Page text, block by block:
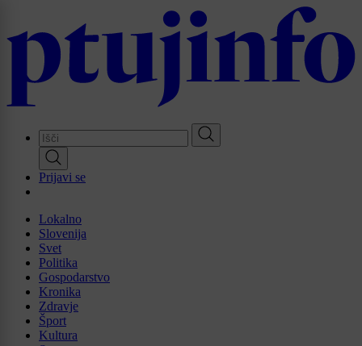
main
Prijavi se
Lokalno
Slovenija
Svet
Politika
Gospodarstvo
Kronika
Zdravje
Šport
Kultura